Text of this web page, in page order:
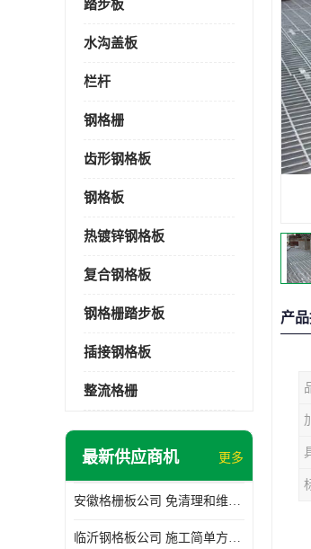
踏步板
水沟盖板
栏杆
钢格栅
齿形钢格板
钢格板
热镀锌钢格板
复合钢格板
钢格栅踏步板
插接钢格板
整流格栅
最新供应商机 更多
安徽格栅板公司 免清理和维护 安装需要人工少
临沂钢格板公司 施工简单方便 通风好 减少风阻
产